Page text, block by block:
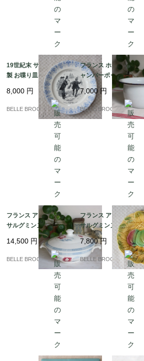
19世紀末 サルグミンヌ
製 お喋り皿「Légume
s / OIGNONS（玉ね
ぎ）」フランスアンテ
ィーク プレート｜フラ
ンス発送（到着まで2-3
8,000 円
BELLE BROCANTE
フランス ホーロー製チ
ャンバーポット 白×ネ
イビー 持ち手付き ポッ
ト 蚤の市｜フランス発
送（到着まで2-3週間）
7,000 円
BELLE BROCANTE
フランス アンティーク
サルグミンヌ / CAROL
Eシリーズ 蓋付きレギ
ュミエ（スープボウ
ル） 赤い花とブルーチ
ェック｜フランス発送
（到着まで2-3週間）
14,500 円
BELLE BROCANTE
フランス アンティーク
サルグミンヌ バルボテ
ィーヌ 飾り皿 リンゴと
葉の浮き彫り 19cm Sa
rreguemines｜フラン
ス発送（到着まで2-3週
7,800円
BELLE BROCANTE